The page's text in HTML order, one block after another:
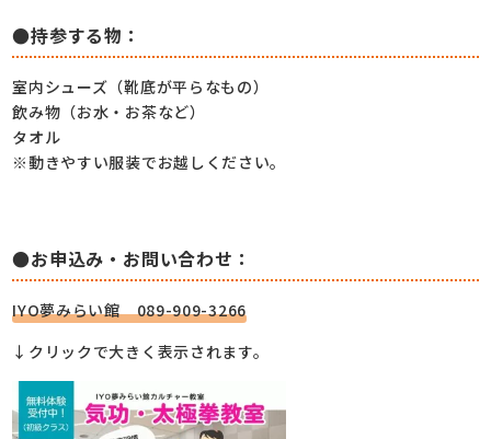
●持参する物：
室内シューズ（靴底が平らなもの）
飲み物（お水・お茶など）
タオル
※動きやすい服装でお越しください。
●お申込み・お問い合わせ：
IYO夢みらい館 089-909-3266
↓クリックで大きく表示されます。